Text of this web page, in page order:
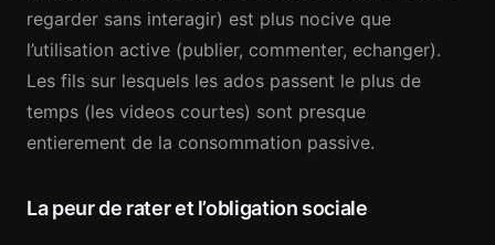
regarder sans interagir) est plus nocive que
l’utilisation active (publier, commenter, echanger).
Les fils sur lesquels les ados passent le plus de
temps (les videos courtes) sont presque
entierement de la consommation passive.
La peur de rater et l’obligation sociale